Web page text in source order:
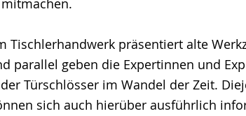
Tischlerhandwerk präsentiert alte
parallel geben die Expertinnen und
Türschlösser im Wandel der Zeit.
sich auch hierüber ausführlich